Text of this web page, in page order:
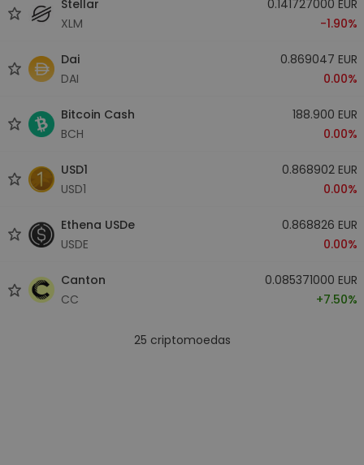
Stellar
XLM
0.141727000 EUR
-1.90%
Dai
DAI
0.869047 EUR
0.00%
Bitcoin Cash
BCH
188.900 EUR
0.00%
USD1
USD1
0.868902 EUR
0.00%
Ethena USDe
USDE
0.868826 EUR
0.00%
Canton
CC
0.085371000 EUR
+7.50%
25 criptomoedas